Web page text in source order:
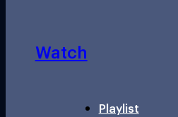
Watch
Playlist